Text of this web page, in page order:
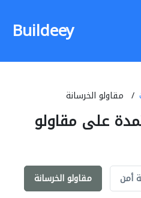
Buildeey
مقاولو الخرسانة
على مقاولو
مقاولو الخرسانة أمن